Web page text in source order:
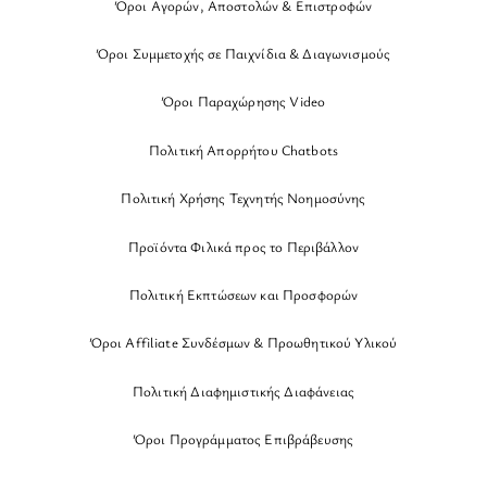
Όροι Αγορών, Αποστολών & Επιστροφών
Όροι Συμμετοχής σε Παιχνίδια & Διαγωνισμούς
Όροι Παραχώρησης Video
Πολιτική Απορρήτου Chatbots
Πολιτική Χρήσης Τεχνητής Νοημοσύνης
Προϊόντα Φιλικά προς το Περιβάλλον
Πολιτική Εκπτώσεων και Προσφορών
Όροι Affiliate Συνδέσμων & Προωθητικού Υλικού
Πολιτική Διαφημιστικής Διαφάνειας
Όροι Προγράμματος Επιβράβευσης